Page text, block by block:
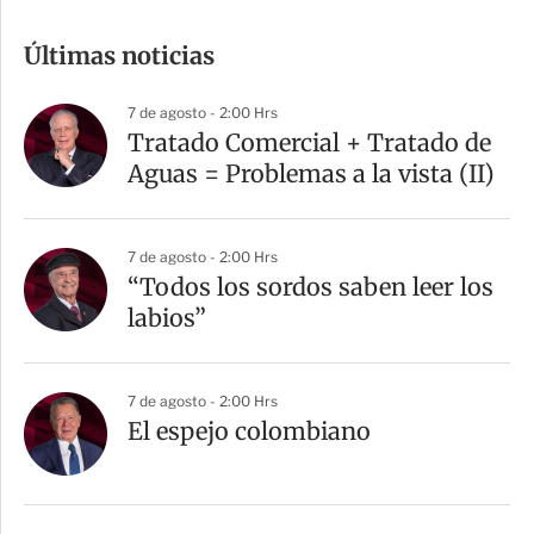
p
a
r
t
Últimas noticias
7 de agosto - 2:00 Hrs
Tratado Comercial + Tratado de
Aguas = Problemas a la vista (II)
7 de agosto - 2:00 Hrs
“Todos los sordos saben leer los
labios”
7 de agosto - 2:00 Hrs
El espejo colombiano